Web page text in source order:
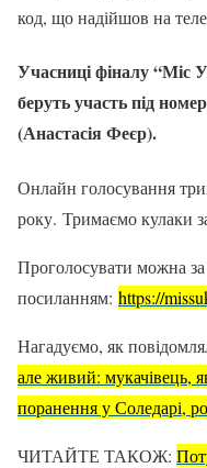
код, що надійшов на
Учасниці фіналу “Міс
беруть участь під
(Анастасія Феєр).
Онлайн голосування
року. Тримаємо кулаки
Проголосувати можна за
посиланням: https://
Нагадуємо, як
але живий: мукачівець,
поранення у Соледарі,
ЧИТАЙТЕ ТАКОЖ: